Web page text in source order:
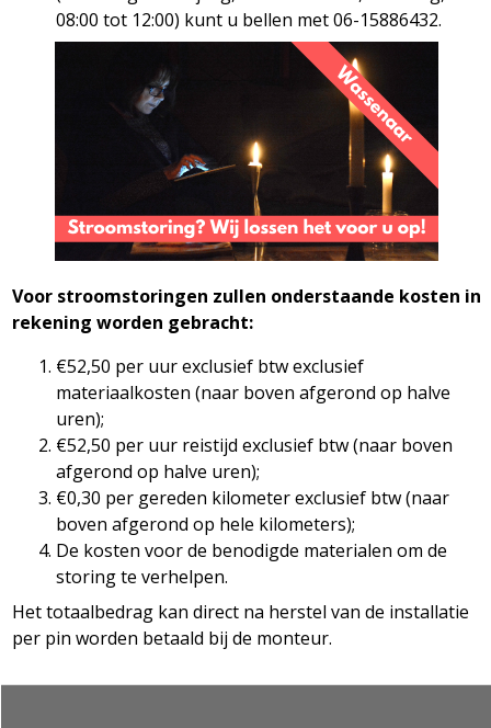
08:00 tot 12:00) kunt u bellen met 06-15886432.
Voor stroomstoringen zullen onderstaande kosten in
rekening worden gebracht:
€52,50 per uur exclusief btw exclusief
materiaalkosten (naar boven afgerond op halve
uren);
€52,50 per uur reistijd exclusief btw (naar boven
afgerond op halve uren);
€0,30 per gereden kilometer exclusief btw (naar
boven afgerond op hele kilometers);
De kosten voor de benodigde materialen om de
storing te verhelpen.
Het totaalbedrag kan direct na herstel van de installatie
per pin worden betaald bij de monteur.